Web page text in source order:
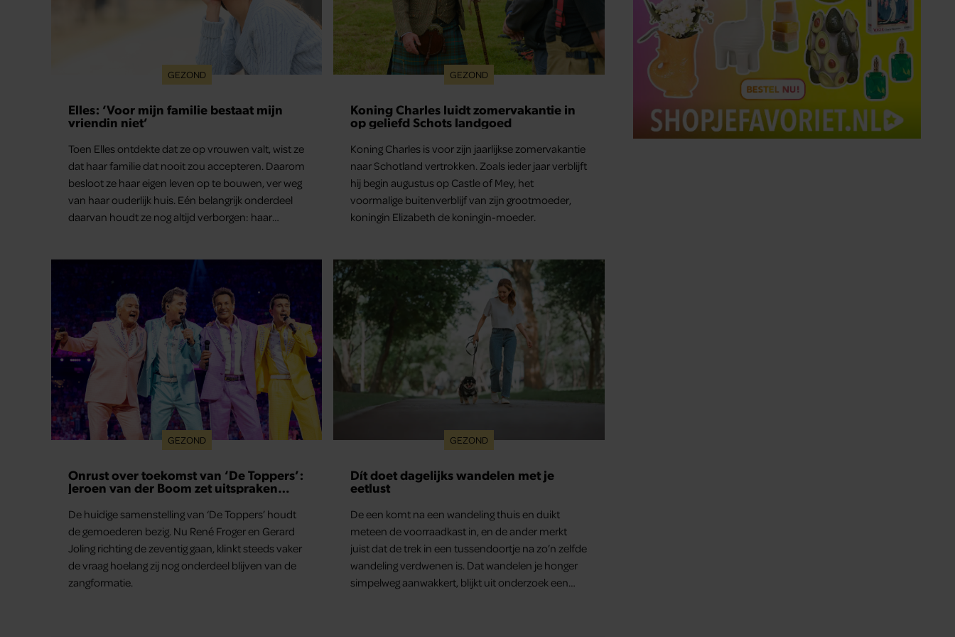
GEZOND
Elles: ‘Voor mijn familie bestaat mijn
vriendin niet’
Toen Elles ontdekte dat ze op vrouwen valt, wist ze
dat haar familie dat nooit zou accepteren. Daarom
besloot ze haar eigen leven op te bouwen, ver weg
van haar ouderlijk huis. Eén belangrijk onderdeel
daarvan houdt ze nog altijd verborgen: haar
GEZOND
Koning Charles luidt zomervakantie in
op geliefd Schots landgoed
Koning Charles is voor zijn jaarlijkse zomervakantie
naar Schotland vertrokken. Zoals ieder jaar verblijft
hij begin augustus op Castle of Mey, het
voormalige buitenverblijf van zijn grootmoeder,
koningin Elizabeth de koningin-moeder.
GEZOND
Onrust over toekomst van ‘De Toppers’:
Jeroen van der Boom zet uitspraken
De huidige samenstelling van ‘De Toppers’ houdt
de gemoederen bezig. Nu René Froger en Gerard
Joling richting de zeventig gaan, klinkt steeds vaker
de vraag hoelang zij nog onderdeel blijven van de
zangformatie.
GEZOND
Dít doet dagelijks wandelen met je
eetlust
De een komt na een wandeling thuis en duikt
meteen de voorraadkast in, en de ander merkt
juist dat de trek in een tussendoortje na zo’n zelfde
wandeling verdwenen is. Dat wandelen je honger
simpelweg aanwakkert, blijkt uit onderzoek een